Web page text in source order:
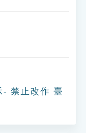
- 禁止改作 臺